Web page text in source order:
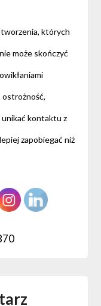
których
może skończyć
kontaktu z
zapobiegać niż